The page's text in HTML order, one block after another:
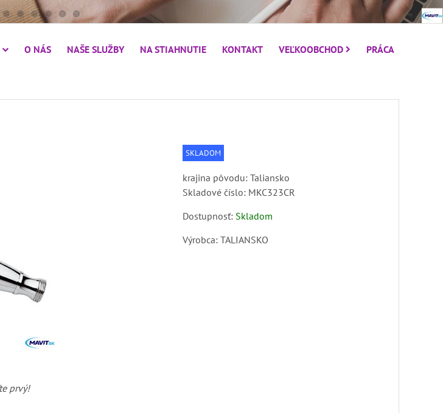
O NÁS NAŠE SLUŽBY NA STIAHNUTIE KONTAKT VEĽKOOBCHOD PRÁCA
prvý!
SKLADOM
krajina pôvodu: Taliansko
Skladové číslo: MKC323CR
Dostupnosť: Skladom
Výrobca: TALIANSKO